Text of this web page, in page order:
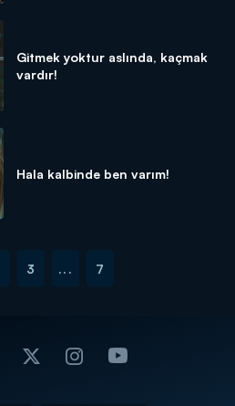
Gitmek yoktur aslında, kaçmak
vardır!
Hala kalbinde ben varım!
3 ... 7